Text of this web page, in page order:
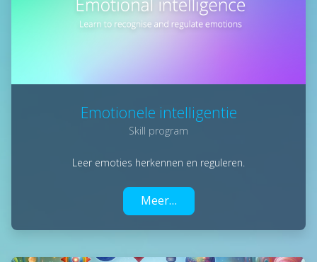
Emotionele intelligentie
Skill program
Leer emoties herkennen en reguleren.
Meer…